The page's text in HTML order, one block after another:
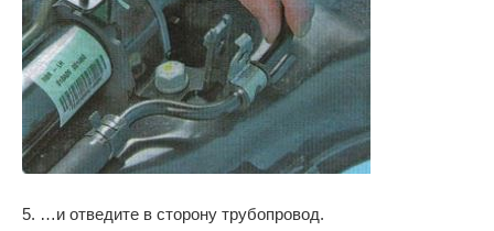
5. …и отведите в сторону трубопровод.